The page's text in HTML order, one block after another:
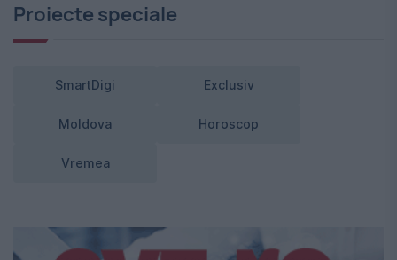
Proiecte speciale
SmartDigi Exclusiv
Moldova Horoscop
Vremea